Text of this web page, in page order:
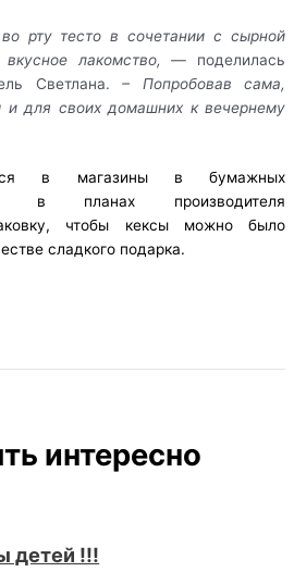
рту тесто в сочетании с сырной
лакомство, — поделилась
Светлана. – Попробовав сама,
и для своих домашних к вечернему
в магазины в бумажных
в планах производителя
чтобы кексы можно было
сладкого подарка.
интересно
детей !!!